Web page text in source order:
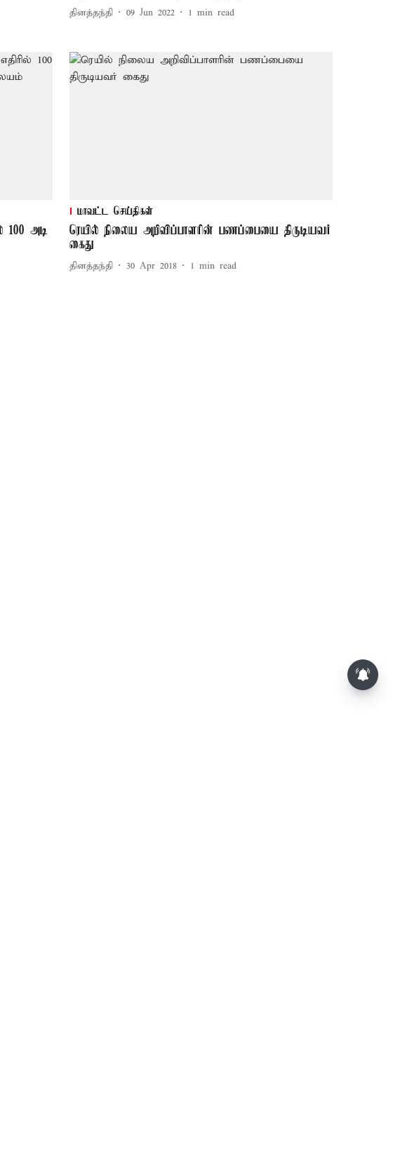
தினத்தந்தி 09 Jun 2022 1 min read
100 அடி
மாவட்ட செய்திகள்
ரெயில் நிலைய அறிவிப்பாளரின் பணப்பையை திருடியவர்
கைது
தினத்தந்தி 30 Apr 2018 1 min read